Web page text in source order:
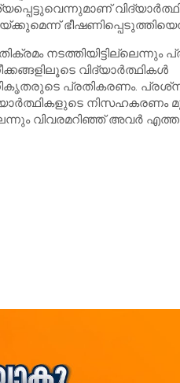
നടത്തിയിട്ടില്ലെന്നും
വിദ്യാര്‍ത്ഥികള്‍
പ്രതികരണം. പ്രശ്‌നം
നിസഹകരണം
വിവരമറിഞ്ഞ് അവര്‍